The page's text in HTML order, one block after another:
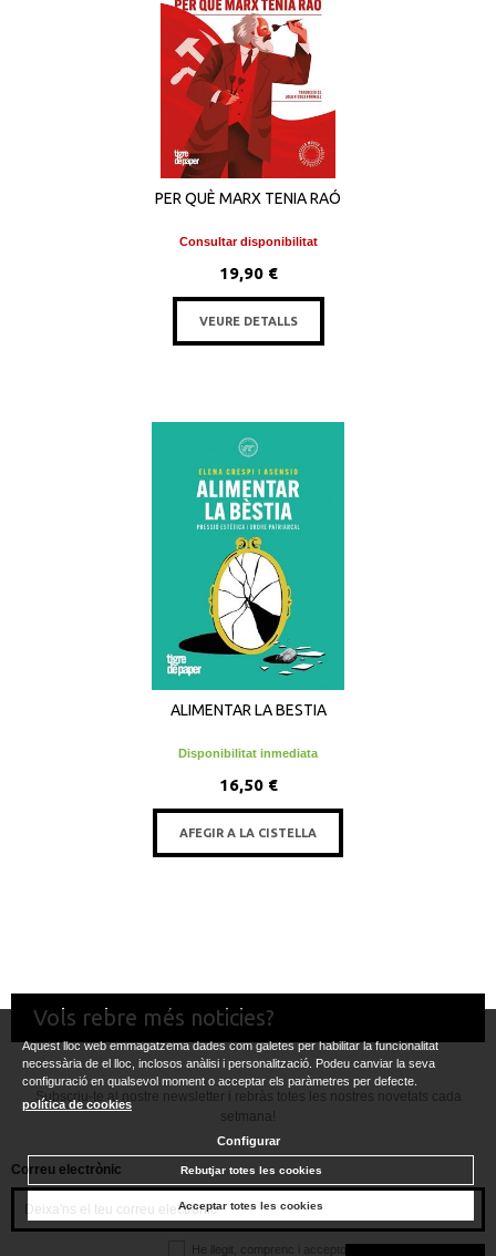
PER QUÈ MARX TENIA RAÓ
Consultar disponibilitat
19,90 €
VEURE DETALLS
ALIMENTAR LA BESTIA
Disponibilitat inmediata
16,50 €
AFEGIR A LA CISTELLA
Vols rebre més noticies?
Subscriu-te al nostre newsletter i rebràs totes les nostres novetats cada
setmana!
Correu electrònic
He llegit, comprenc i accepto la
Aquest lloc web emmagatzema dades com galetes per habilitar la funcionalitat
necessària de el lloc, inclosos anàlisi i personalització. Podeu canviar la seva
configuració en qualsevol moment o acceptar els paràmetres per defecte.
política de cookies
Configurar
Rebutjar totes les cookies
Acceptar totes les cookies